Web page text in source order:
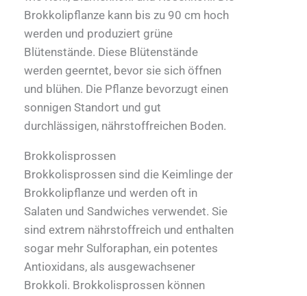
Brokkolipflanze kann bis zu 90 cm hoch
werden und produziert grüne
Blütenstände. Diese Blütenstände
werden geerntet, bevor sie sich öffnen
und blühen. Die Pflanze bevorzugt einen
sonnigen Standort und gut
durchlässigen, nährstoffreichen Boden.
Brokkolisprossen
Brokkolisprossen sind die Keimlinge der
Brokkolipflanze und werden oft in
Salaten und Sandwiches verwendet. Sie
sind extrem nährstoffreich und enthalten
sogar mehr Sulforaphan, ein potentes
Antioxidans, als ausgewachsener
Brokkoli. Brokkolisprossen können